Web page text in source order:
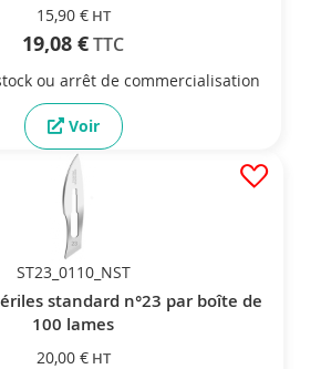
15,90 €
19,08 €
ou arrêt de commercialisation
Voir
ST23_0110_NST
standard n°23 par boîte de
100 lames
20,00 €